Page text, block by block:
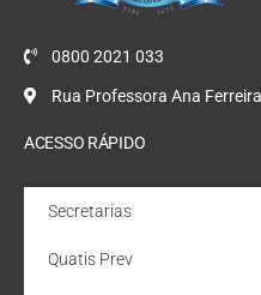
0800 2021 033
Rua Professora Ana
ACESSO RÁPIDO
Secretarias
Quatis Prev